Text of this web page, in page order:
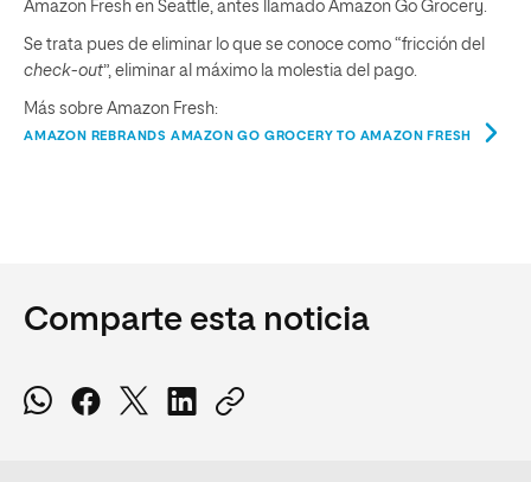
Amazon Fresh en Seattle, antes llamado Amazon Go Grocery.
Se trata pues de eliminar lo que se conoce como “fricción del
check-out”, eliminar al máximo la molestia del pago.
Más sobre Amazon Fresh:
AMAZON REBRANDS AMAZON GO GROCERY TO AMAZON FRESH
Comparte esta noticia